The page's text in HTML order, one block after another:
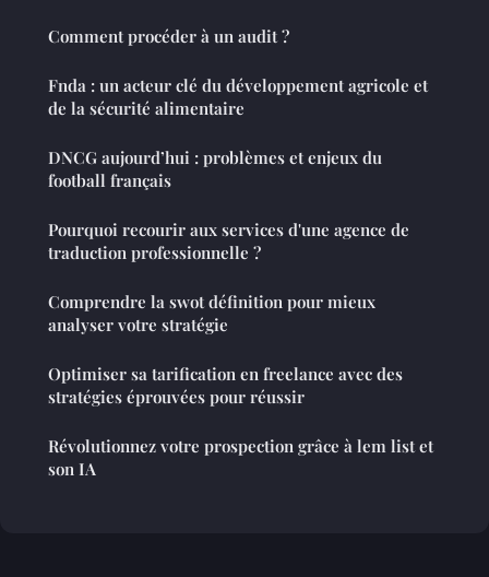
Comment procéder à un audit ?
Fnda : un acteur clé du développement agricole et
de la sécurité alimentaire
DNCG aujourd’hui : problèmes et enjeux du
football français
Pourquoi recourir aux services d'une agence de
traduction professionnelle ?
Comprendre la swot définition pour mieux
analyser votre stratégie
Optimiser sa tarification en freelance avec des
stratégies éprouvées pour réussir
Révolutionnez votre prospection grâce à lem list et
son IA